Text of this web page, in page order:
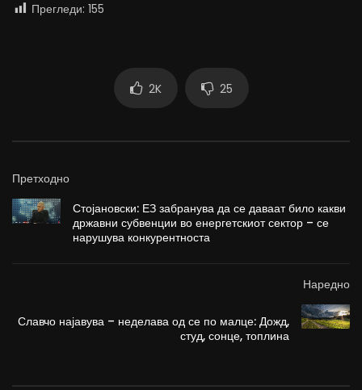
Прегледи: 155
2K 25
Претходно
Стојановски: ЕЗ забранува да се даваат било какви
државни субвенции во енергетскиот сектор – се
нарушува конкурентноста
Наредно
Славчо најавува – неделава од се по малце: Дожд,
студ, сонце, топлина